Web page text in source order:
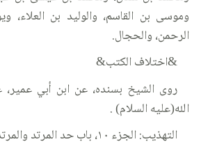
وموسى بن القاسم، والوليد بن
الرحمن، والحجال.
&اختلاف الكتب&
روى الشيخ بسنده، عن ابن أبي
الله(عليه السلام) .
التهذيب: الجزء ١٠، باب حد المرتد والمرتدة، الحديث ٥٦٥.